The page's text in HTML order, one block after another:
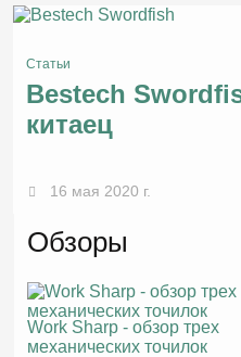
Статьи
Bestech
китаец
16 мая 2020 г.
Обзоры
Work Sharp - обзор трех
механических точилок